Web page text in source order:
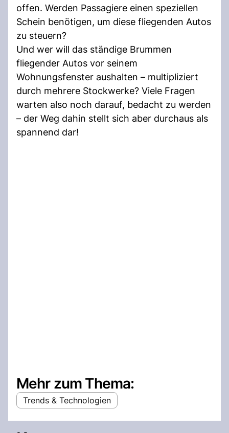
offen. Werden Passagiere einen speziellen
Schein benötigen, um diese fliegenden Autos
zu steuern?
Und wer will das ständige Brummen
fliegender Autos vor seinem
Wohnungsfenster aushalten – multipliziert
durch mehrere Stockwerke? Viele Fragen
warten also noch darauf, bedacht zu werden
– der Weg dahin stellt sich aber durchaus als
spannend dar!
Mehr zum Thema:
Trends & Technologien